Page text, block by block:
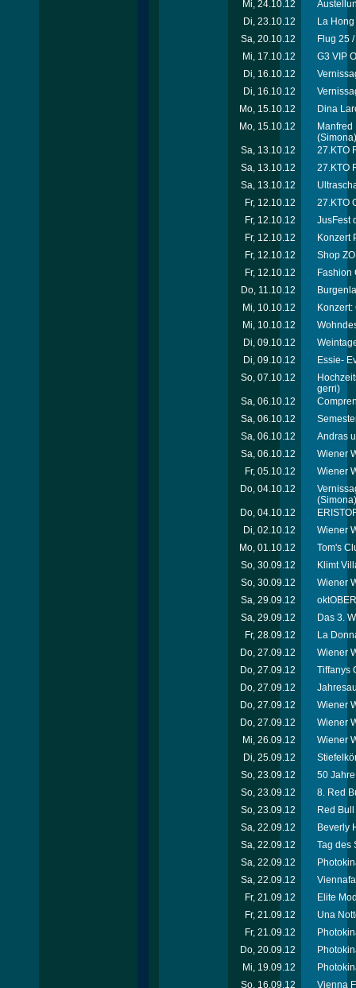
Mi, 24.10.12
Di, 23.10.12
La
Sa, 20.10.12
Flug 25
Mi, 17.10.12
G3 VIP
Di, 16.10.12
Di, 16.10.12
Mo, 15.10.12
Dina
Mo, 15.10.12
(Simona)
Sa, 13.10.12
27.KTO
Sa, 13.10.12
27.KTO
Sa, 13.10.12
Fr, 12.10.12
27.KTO
Fr, 12.10.12
JusFest
Fr, 12.10.12
Konzert
Fr, 12.10.12
Shop
Fr, 12.10.12
Fashion
Do, 11.10.12
Mi, 10.10.12
Mi, 10.10.12
Di, 09.10.12
Di, 09.10.12
Essie-
So, 07.10.12
gerri)
Sa, 06.10.12
Sa, 06.10.12
Sa, 06.10.12
Andras
Sa, 06.10.12
Wiener
Fr, 05.10.12
Wiener
Do, 04.10.12
(Simona)
Do, 04.10.12
Di, 02.10.12
Wiener
Mo, 01.10.12
Tom's
So, 30.09.12
Klimt
So, 30.09.12
Wiener
Sa, 29.09.12
Sa, 29.09.12
Das 3.
Fr, 28.09.12
La
Do, 27.09.12
Wiener
Do, 27.09.12
Tiffanys
Do, 27.09.12
Do, 27.09.12
Wiener
Do, 27.09.12
Wiener
Mi, 26.09.12
Wiener
Di, 25.09.12
So, 23.09.12
50
So, 23.09.12
8. Red
So, 23.09.12
Red
Sa, 22.09.12
Beverly
Sa, 22.09.12
Tag des
Sa, 22.09.12
Sa, 22.09.12
Fr, 21.09.12
Elite
Fr, 21.09.12
Una
Fr, 21.09.12
Do, 20.09.12
Mi, 19.09.12
So, 16.09.12
Vienna